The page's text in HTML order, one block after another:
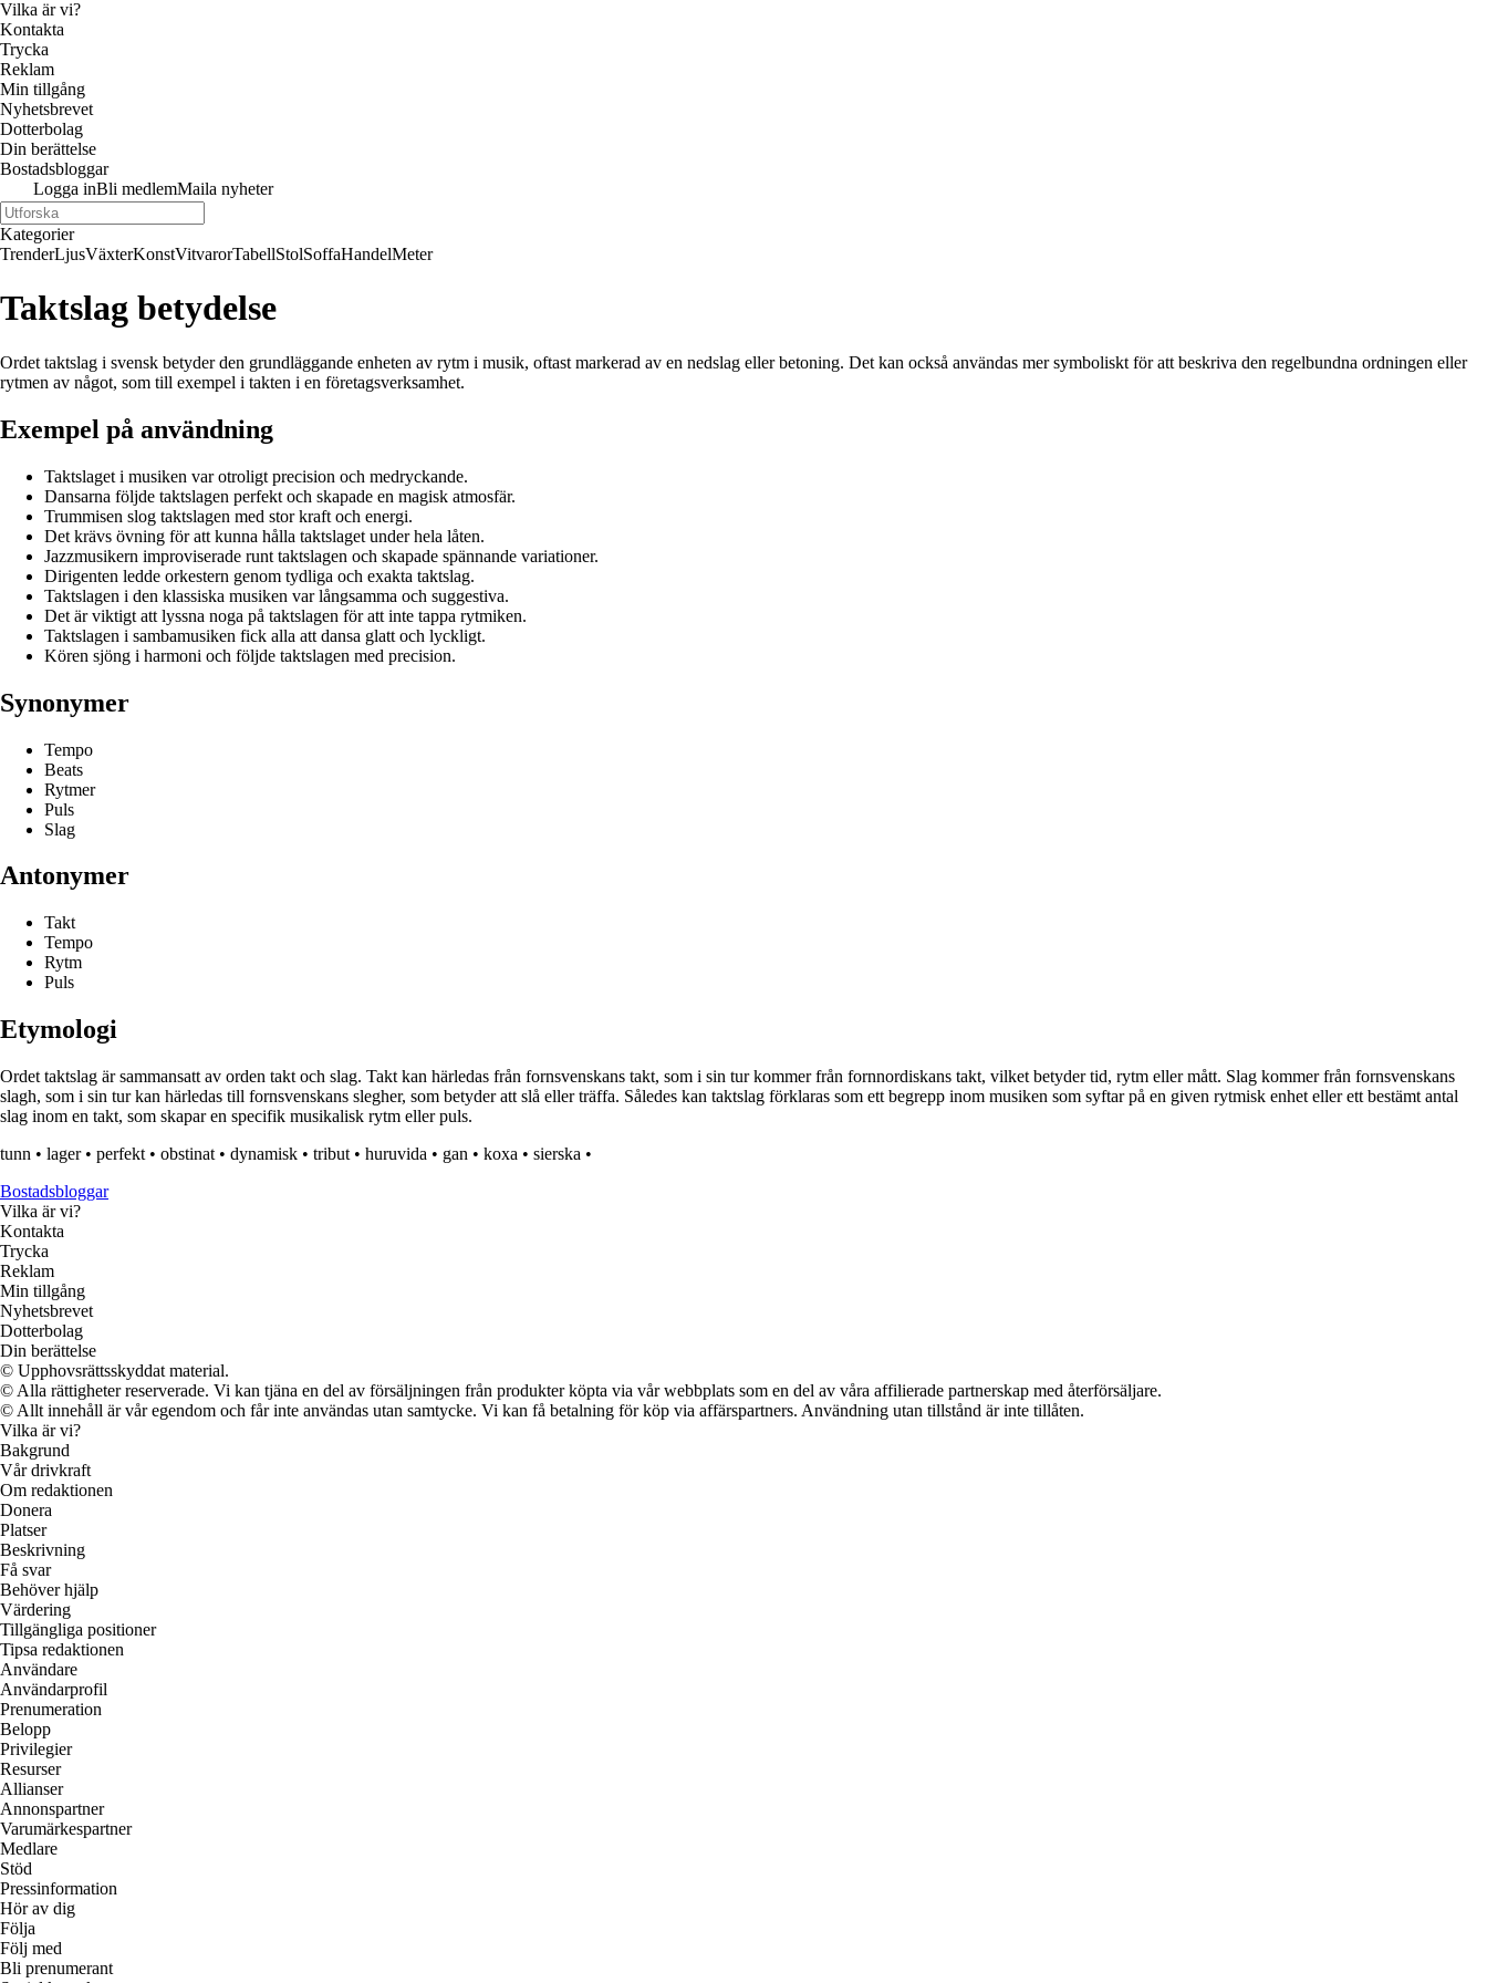
Vilka är vi?
Kontakta
Trycka
Reklam
Min tillgång
Nyhetsbrevet
Dotterbolag
Din berättelse
Bostadsbloggar
Logga inBli medlemMaila nyheter
Kategorier
TrenderLjusVäxterKonstVitvarorTabellStolSoffaHandelMeter
Taktslag betydelse
Ordet taktslag i svensk betyder den grundläggande enheten av rytm i musik, oftast markerad av en nedslag eller betoning. Det kan också användas mer symboliskt för att beskriva den regelbundna ordningen eller
rytmen av något, som till exempel i takten i en företagsverksamhet.
Exempel på användning
Taktslaget i musiken var otroligt precision och medryckande.
Dansarna följde taktslagen perfekt och skapade en magisk atmosfär.
Trummisen slog taktslagen med stor kraft och energi.
Det krävs övning för att kunna hålla taktslaget under hela låten.
Jazzmusikern improviserade runt taktslagen och skapade spännande variationer.
Dirigenten ledde orkestern genom tydliga och exakta taktslag.
Taktslagen i den klassiska musiken var långsamma och suggestiva.
Det är viktigt att lyssna noga på taktslagen för att inte tappa rytmiken.
Taktslagen i sambamusiken fick alla att dansa glatt och lyckligt.
Kören sjöng i harmoni och följde taktslagen med precision.
Synonymer
Tempo
Beats
Rytmer
Puls
Slag
Antonymer
Takt
Tempo
Rytm
Puls
Etymologi
Ordet taktslag är sammansatt av orden takt och slag. Takt kan härledas från fornsvenskans takt, som i sin tur kommer från fornnordiskans takt, vilket betyder tid, rytm eller mått. Slag kommer från fornsvenskans
slagh, som i sin tur kan härledas till fornsvenskans slegher, som betyder att slå eller träffa. Således kan taktslag förklaras som ett begrepp inom musiken som syftar på en given rytmisk enhet eller ett bestämt antal
slag inom en takt, som skapar en specifik musikalisk rytm eller puls.
tunn • lager• perfekt • obstinat • dynamisk • tribut • huruvida • gan • koxa • sierska •
Bostadsbloggar
Vilka är vi?
Kontakta
Trycka
Reklam
Min tillgång
Nyhetsbrevet
Dotterbolag
Din berättelse
© Upphovsrättsskyddat material.
© Alla rättigheter reserverade. Vi kan tjäna en del av försäljningen från produkter köpta via vår webbplats som en del av våra affilierade partnerskap med återförsäljare.
© Allt innehåll är vår egendom och får inte användas utan samtycke. Vi kan få betalning för köp via affärspartners. Användning utan tillstånd är inte tillåten.
Vilka är vi?
Bakgrund
Vår drivkraft
Om redaktionen
Donera
Platser
Beskrivning
Få svar
Behöver hjälp
Värdering
Tillgängliga positioner
Tipsa redaktionen
Användare
Användarprofil
Prenumeration
Belopp
Privilegier
Resurser
Allianser
Annonspartner
Varumärkespartner
Medlare
Stöd
Pressinformation
Hör av dig
Följa
Följ med
Bli prenumerant